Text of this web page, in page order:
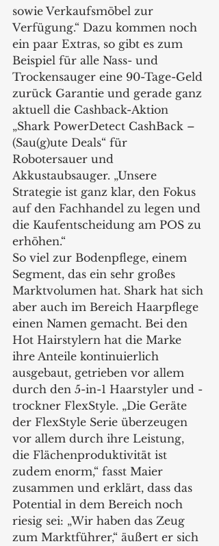
sowie Verkaufsmöbel zur
Verfügung.“ Dazu kommen noch
ein paar Extras, so gibt es zum
Beispiel für alle Nass- und
Trockensauger eine 90-Tage-Geld
zurück Garantie und gerade ganz
aktuell die Cashback-Aktion
„Shark PowerDetect CashBack –
(Sau(g)ute Deals“ für
Robotersauer und
Akkustaubsauger. „Unsere
Strategie ist ganz klar, den Fokus
auf den Fachhandel zu legen und
die Kaufentscheidung am POS zu
erhöhen.“
So viel zur Bodenpflege, einem
Segment, das ein sehr großes
Marktvolumen hat. Shark hat sich
aber auch im Bereich Haarpflege
einen Namen gemacht. Bei den
Hot Hairstylern hat die Marke
ihre Anteile kontinuierlich
ausgebaut, getrieben vor allem
durch den 5-in-1 Haarstyler und -
trockner FlexStyle. „Die Geräte
der FlexStyle Serie überzeugen
vor allem durch ihre Leistung,
die Flächenproduktivität ist
zudem enorm,“ fasst Maier
zusammen und erklärt, dass das
Potential in dem Bereich noch
riesig sei: „Wir haben das Zeug
zum Marktführer,“ äußert er sich